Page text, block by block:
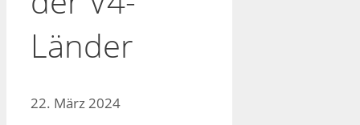
Länder
22. März 2024